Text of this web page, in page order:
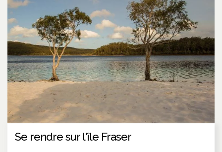
Se rendre sur l'île Fraser